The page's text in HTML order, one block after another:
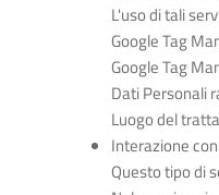
L'uso di tali
Google Tag
Google Tag
Dati Personali
Luogo del
Interazione
Questo tipo di